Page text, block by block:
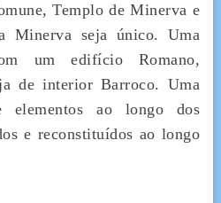
Templo de Minerva e
Minerva seja único. Uma
um edifício Romano,
de interior Barroco. Uma
elementos ao longo dos
e reconstituídos ao longo